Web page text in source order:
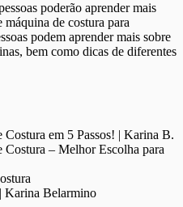
poderão aprender mais
máquina de costura para
podem aprender mais sobre
bem como dicas de diferentes
em 5 Passos! | Karina B.
– Melhor Escolha para
Karina Belarmino